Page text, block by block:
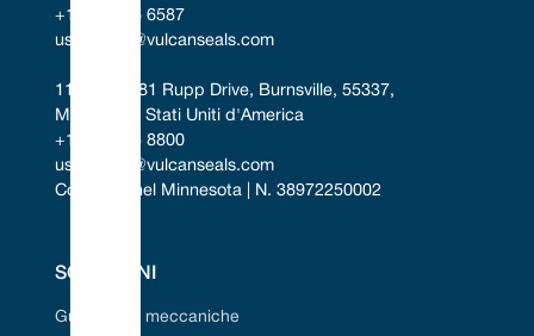
+1 346 856 6587
uscontact@vulcanseals.com
11401-11481 Rupp Drive, Burnsville, 55337,
Minnesota, Stati Uniti d'America
+1 952 955 8800
uscontact@vulcanseals.com
Costituita nel Minnesota | N. 38972250002
SOLUZIONI
Guarnizioni meccaniche